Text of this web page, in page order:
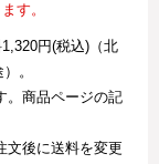
す。
円(税込)（北
。
。商品ページの記
文後に送料を変更